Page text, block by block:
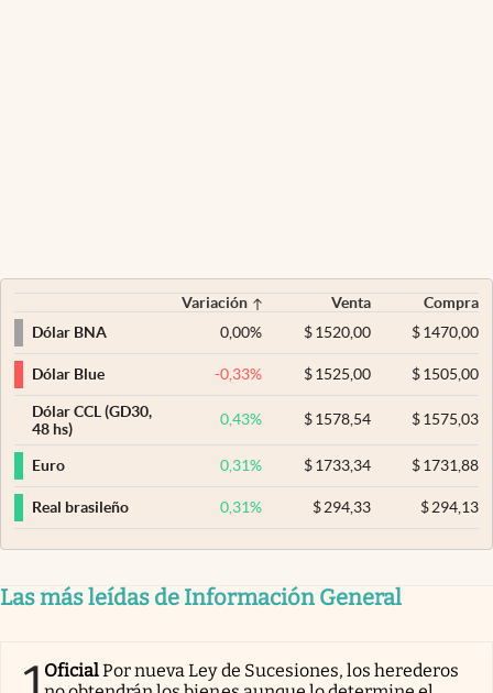
Variación Venta
Compra
Dólar BNA
0,00% $ 1520,00 $1470,00
Dólar Blue -0,33% $ 1525,00 $1505,00
Dólar CCL (GD30,
48 hs)
0,43% $ 1578,54 $1575,03
Euro 0,31% $ 1733,34 $1731,88
Real brasileño 0,31% $ 294,33 $294,13
Las más leídas de Información General
OficialPor nueva Ley de Sucesiones, los herederos